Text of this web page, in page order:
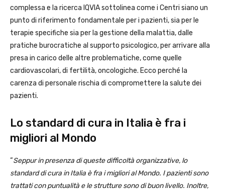
complessa e la ricerca IQVIA sottolinea come i Centri siano un
punto di riferimento fondamentale per i pazienti, sia per le
terapie specifiche sia per la gestione della malattia, dalle
pratiche burocratiche al supporto psicologico, per arrivare alla
presa in carico delle altre problematiche, come quelle
cardiovascolari, di fertilità, oncologiche. Ecco perché la
carenza di personale rischia di compromettere la salute dei
pazienti.
Lo standard di cura in Italia è fra i
migliori al Mondo
“Seppur in presenza di queste difficoltà organizzative, lo
standard di cura in Italia è fra i migliori al Mondo. I pazienti sono
trattati con puntualità e le strutture sono di buon livello. Inoltre,